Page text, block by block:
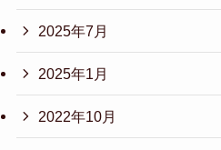
2025年7月
2025年1月
2022年10月